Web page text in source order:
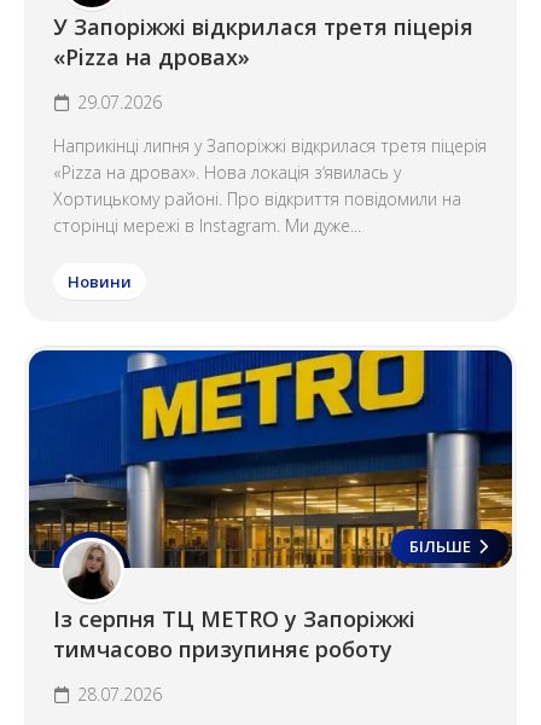
У Запоріжжі відкрилася третя піцерія
«Pizza на дровах»
29.07.2026
Наприкінці липня у Запоріжжі відкрилася третя піцерія
«Pizza на дровах». Нова локація зʼявилась у
Хортицькому районі. Про відкриття повідомили на
сторінці мережі в Instagram. Ми дуже...
Новини
БІЛЬШЕ
Із серпня ТЦ METRO у Запоріжжі
тимчасово призупиняє роботу
28.07.2026